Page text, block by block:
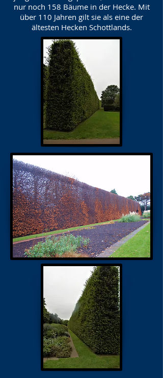
nur noch 158 Bäume in der Hecke. Mit
über 110 Jahren gilt sie als eine der
ältesten Hecken Schottlands.